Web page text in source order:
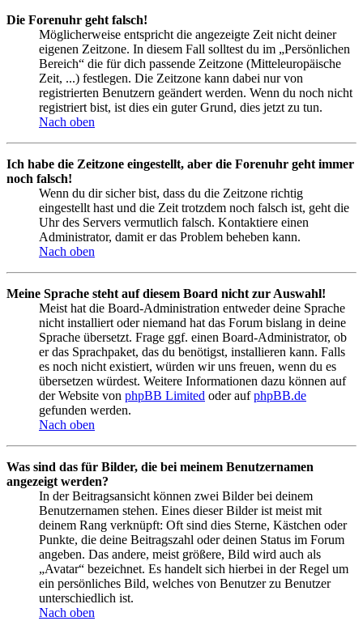
Die Forenuhr geht falsch!
Möglicherweise entspricht die angezeigte Zeit nicht deiner
eigenen Zeitzone. In diesem Fall solltest du im „Persönlichen
Bereich“ die für dich passende Zeitzone (Mitteleuropäische
Zeit, ...) festlegen. Die Zeitzone kann dabei nur von
registrierten Benutzern geändert werden. Wenn du noch nicht
registriert bist, ist dies ein guter Grund, dies jetzt zu tun.
Nach oben
Ich habe die Zeitzone eingestellt, aber die Forenuhr geht immer
noch falsch!
Wenn du dir sicher bist, dass du die Zeitzone richtig
eingestellt hast und die Zeit trotzdem noch falsch ist, geht die
Uhr des Servers vermutlich falsch. Kontaktiere einen
Administrator, damit er das Problem beheben kann.
Nach oben
Meine Sprache steht auf diesem Board nicht zur Auswahl!
Meist hat die Board-Administration entweder deine Sprache
nicht installiert oder niemand hat das Forum bislang in deine
Sprache übersetzt. Frage ggf. einen Board-Administrator, ob
er das Sprachpaket, das du benötigst, installieren kann. Falls
es noch nicht existiert, würden wir uns freuen, wenn du es
übersetzen würdest. Weitere Informationen dazu können auf
der Website von phpBB Limited oder aufphpBB.de
gefunden werden.
Nach oben
Was sind das für Bilder, die bei meinem Benutzernamen
angezeigt werden?
In der Beitragsansicht können zwei Bilder bei deinem
Benutzernamen stehen. Eines dieser Bilder ist meist mit
deinem Rang verknüpft: Oft sind dies Sterne, Kästchen oder
Punkte, die deine Beitragszahl oder deinen Status im Forum
angeben. Das andere, meist größere, Bild wird auch als
„Avatar“ bezeichnet. Es handelt sich hierbei in der Regel um
ein persönliches Bild, welches von Benutzer zu Benutzer
unterschiedlich ist.
Nach oben